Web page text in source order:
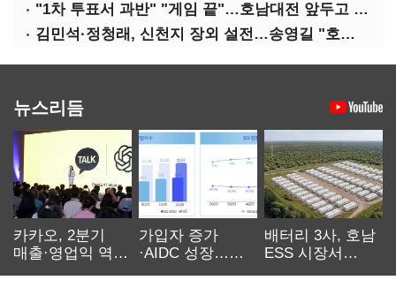
"1차 투표서 과반" "게임 끝"…호남대전 앞두고 '충돌'
김민석·정청래, 신천지 장외 설전…송영길 "호남 계몽 규탄"
뉴스리듬
카카오, 2분기
매출·영업익 역대
가입자 증가
·AIDC 성장…
배터리 3사, 호남
ESS 시장서